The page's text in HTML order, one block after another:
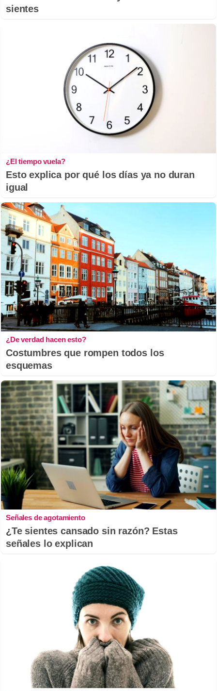
sientes
¿El tiempo vuela?
Esto explica por qué los días ya no duran
igual
¿De verdad hacen esto?
Costumbres que rompen todos los
esquemas
Señales de agotamiento
¿Te sientes cansado sin razón? Estas
señales lo explican